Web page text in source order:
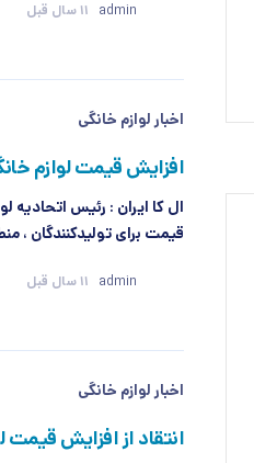
11 سال قبل
اخبار لوازم خانگی
افزایش قیمت لوازم
ال کا ایران : رئیس اتحادیه
قیمت برای تولیدکنندگان
11 سال قبل
اخبار لوازم خانگی
انتقاد از افزایش قیمت